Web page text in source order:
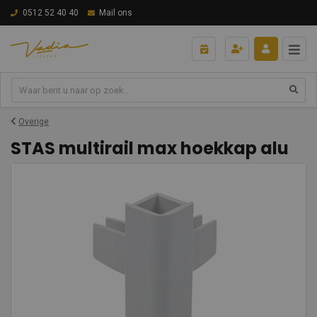
0512 52 40 40 Mail ons
Overige
STAS multirail max hoekkap alu